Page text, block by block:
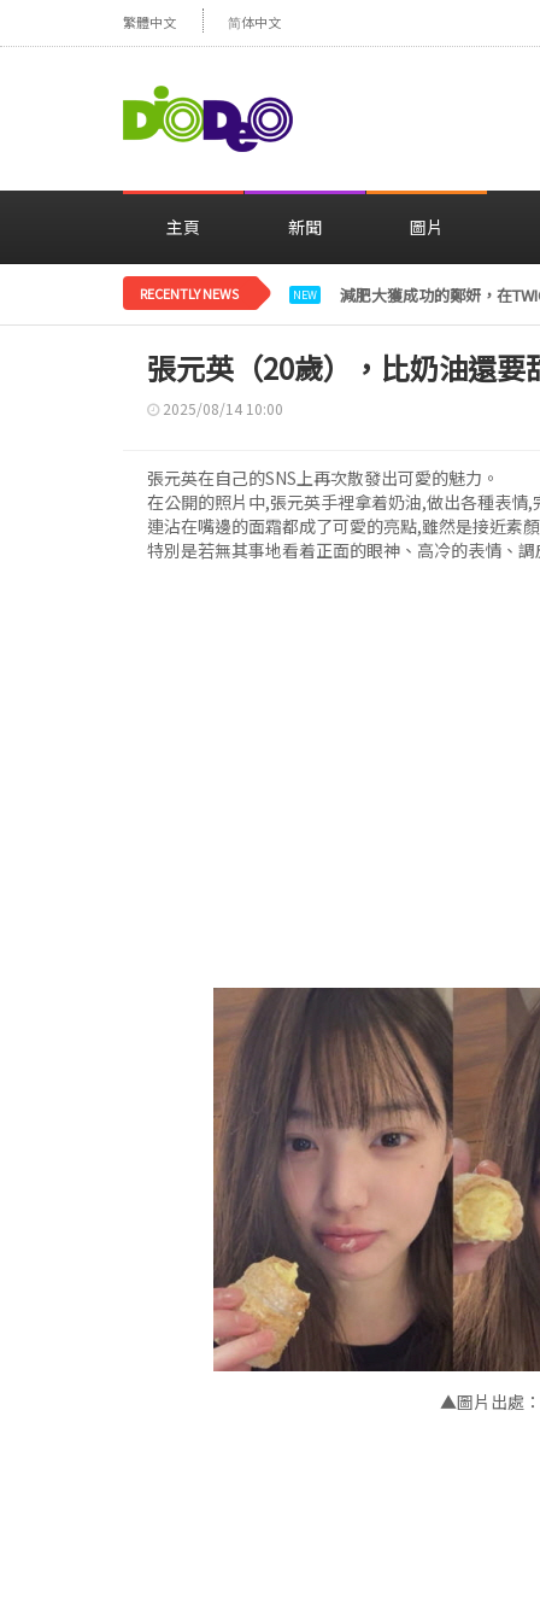
繁體中文 简体中文
主頁 新聞 圖片
RECENTLY NEWS NEW 減肥大獲成功的鄭妍，在
張元英（20歲），比奶油還要
2025/08/14 10:00
張元英在自己的SNS上再次散發出可愛的魅力。
在公開的照片中,張元英手裡拿着奶油,做出各種表情
連沾在嘴邊的面霜都成了可愛的亮點,雖然是接近素
特別是若無其事地看着正面的眼神、高冷的表情、
▲圖片出處